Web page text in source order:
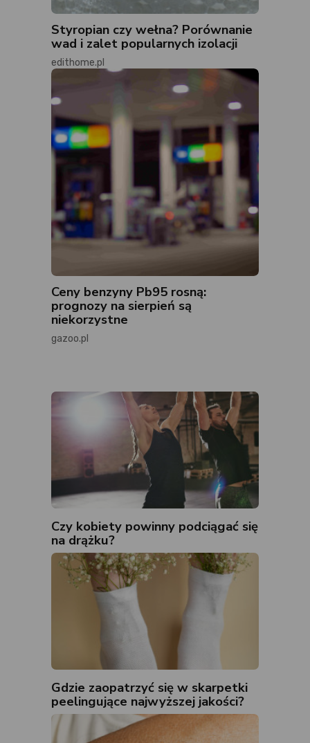
Styropian czy wełna? Porównanie
wad i zalet popularnych izolacji
edithome.pl
Ceny benzyny Pb95 rosną:
prognozy na sierpień są
niekorzystne
gazoo.pl
Czy kobiety powinny podciągać się
na drążku?
Gdzie zaopatrzyć się w skarpetki
peelingujące najwyższej jakości?